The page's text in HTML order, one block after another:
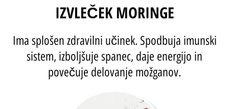
IZVLEČEK MORINGE
Ima splošen zdravilni učinek. Spodbuja imunski
sistem, izboljšuje spanec, daje energijo in
povečuje delovanje možganov.